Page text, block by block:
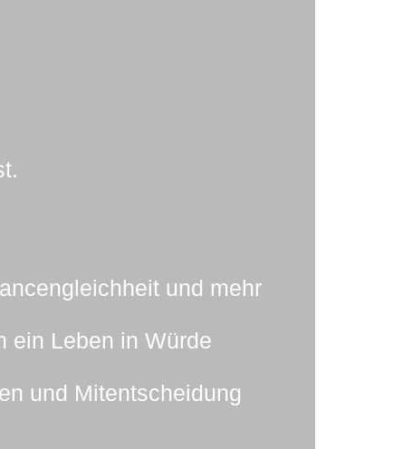
und mehr
ein Leben in Würde
und Mitentscheidung